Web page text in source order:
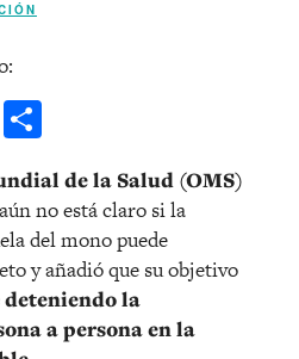
Email
de la Salud (OMS)
no está claro si la
del mono puede
y añadió que su objetivo
la
a persona en la